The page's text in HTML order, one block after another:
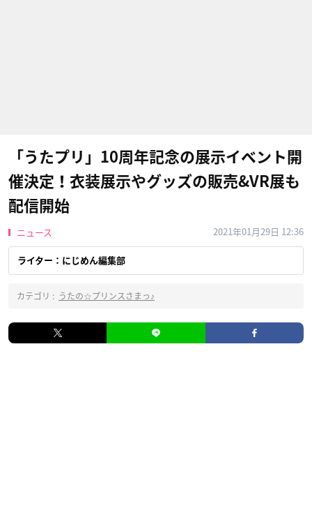
「うたプリ」10周年記念の展示イベント開
催決定！衣装展示やグッズの販売&VR展も
配信開始
ニュース 2021年01月29日 12:36
ライター：にじめん編集部
カテゴリ : うたの☆プリンスさまっ♪